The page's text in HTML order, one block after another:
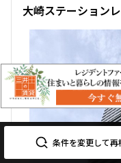
条件を変更して再
3.0
大崎ステーション